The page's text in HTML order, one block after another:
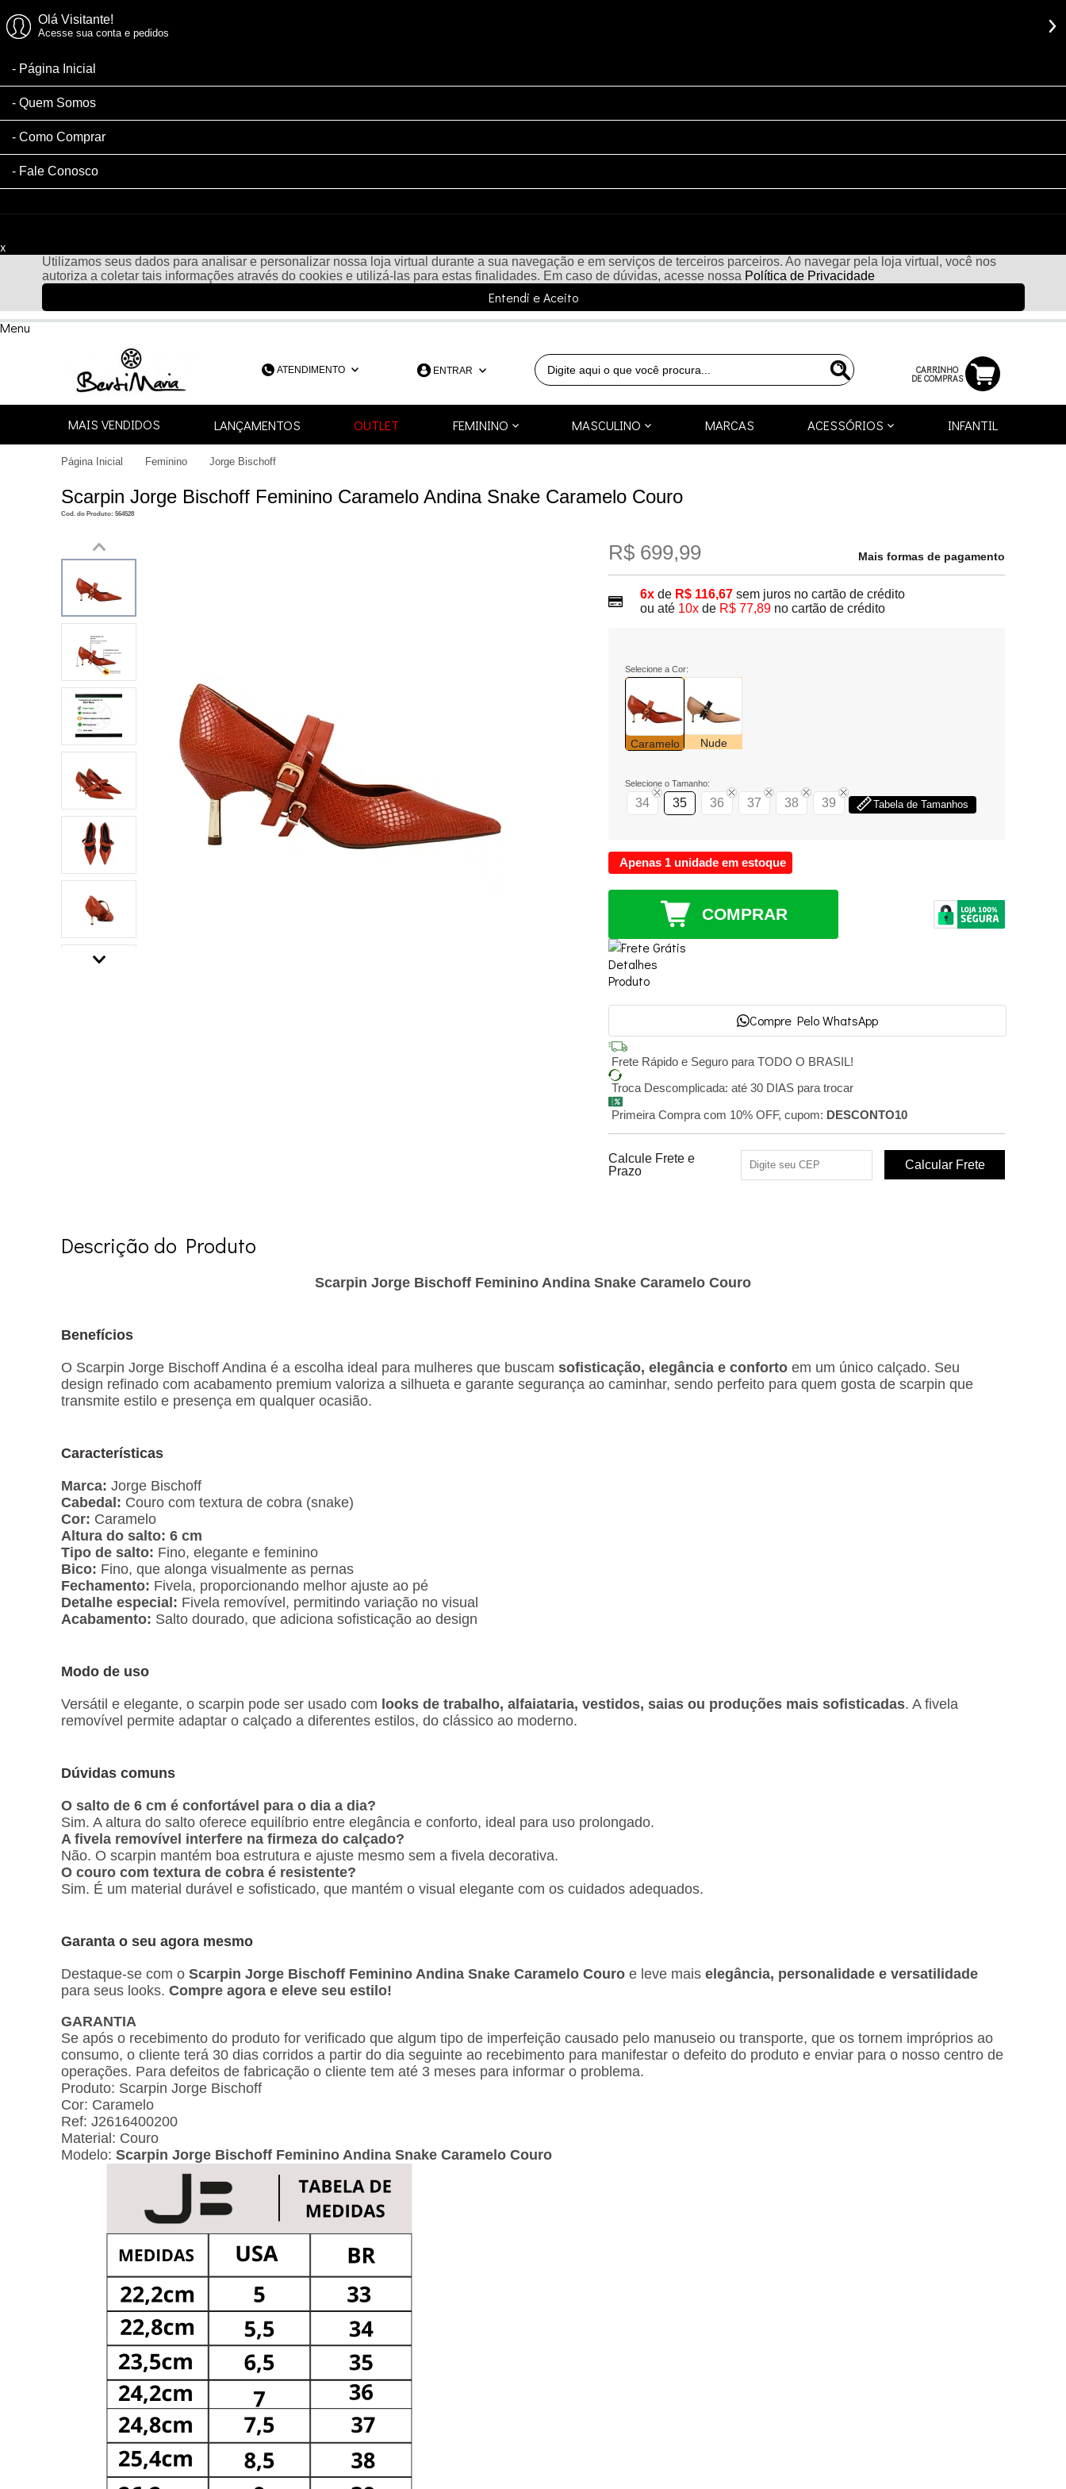
Olá Visitante!
Acesse sua conta e pedidos
Página Inicial
Quem Somos
Como Comprar
Fale Conosco
x
Utilizamos seus dados para analisar e personalizar nossa loja virtual durante a sua navegação e em serviços de terceiros parceiros. Ao navegar pela loja virtual, você nos
autoriza a coletar tais informações através do cookies e utilizá-las para estas finalidades. Em caso de dúvidas, acesse nossa Política de Privacidade
Entendi e Aceito
Menu
ATENDIMENTO
(48) 3052-4390
48991253418
ENTRAR CARRINHO
DE COMPRAS
MAIS VENDIDOS LANÇAMENTOS OUTLET FEMININO MASCULINO MARCAS ACESSÓRIOS INFANTIL
Página Inicial Feminino Jorge Bischoff
Scarpin Jorge Bischoff Feminino Caramelo Andina Snake Caramelo Couro
Cod. do Produto: 564528
R$ 699,99 Mais formas de pagamento
6x de R$ 116,67 sem juros no cartão de crédito
ou até 10x de R$ 77,89 no cartão de crédito
Selecione a Cor:
Caramelo Nude
Selecione o Tamanho:
34 35 36 37 38 39 Tabela de Tamanhos
Apenas 1 unidade em estoque
COMPRAR
Compre Pelo WhatsApp
Frete Rápido e Seguro para TODO O BRASIL!
Troca Descomplicada: até 30 DIAS para trocar
Primeira Compra com 10% OFF, cupom: DESCONTO10
Calcule Frete e
Prazo
Descrição do Produto
Scarpin Jorge Bischoff Feminino Andina Snake Caramelo Couro
Benefícios
O Scarpin Jorge Bischoff Andina é a escolha ideal para mulheres que buscamsofisticação, elegância e conforto em um único calçado. Seu
design refinado com acabamento premium valoriza a silhueta e garante segurança ao caminhar, sendo perfeito para quem gosta de scarpin que
transmite estilo e presença em qualquer ocasião.
Características
Marca: Jorge Bischoff
Cabedal: Couro com textura de cobra (snake)
Cor: Caramelo
Altura do salto: 6 cm
Tipo de salto: Fino, elegante e feminino
Bico: Fino, que alonga visualmente as pernas
Fechamento: Fivela, proporcionando melhor ajuste ao pé
Detalhe especial: Fivela removível, permitindo variação no visual
Acabamento: Salto dourado, que adiciona sofisticação ao design
Modo de uso
Versátil e elegante, o scarpin pode ser usado com looks de trabalho, alfaiataria, vestidos, saias ou produções mais sofisticadas. A fivela
removível permite adaptar o calçado a diferentes estilos, do clássico ao moderno.
Dúvidas comuns
O salto de 6 cm é confortável para o dia a dia?
Sim. A altura do salto oferece equilíbrio entre elegância e conforto, ideal para uso prolongado.
A fivela removível interfere na firmeza do calçado?
Não. O scarpin mantém boa estrutura e ajuste mesmo sem a fivela decorativa.
O couro com textura de cobra é resistente?
Sim. É um material durável e sofisticado, que mantém o visual elegante com os cuidados adequados.
Garanta o seu agora mesmo
Destaque-se com oScarpin Jorge Bischoff Feminino Andina Snake Caramelo Couro e leve maiselegância, personalidade e versatilidade
para seus looks.Compre agora e eleve seu estilo!
GARANTIA
Se após o recebimento do produto for verificado que algum tipo de imperfeição causado pelo manuseio ou transporte, que os tornem impróprios ao
consumo, o cliente terá 30 dias corridos a partir do dia seguinte ao recebimento para manifestar o defeito do produto e enviar para o nosso centro de
operações. Para defeitos de fabricação o cliente tem até 3 meses para informar o problema.
Produto: Scarpin Jorge Bischoff
Cor: Caramelo
Ref: J2616400200
Material: Couro
Modelo:Scarpin Jorge Bischoff Feminino Andina Snake Caramelo Couro